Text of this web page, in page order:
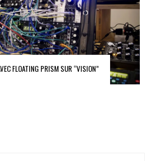
FLOATING PRISM SUR “VISION”